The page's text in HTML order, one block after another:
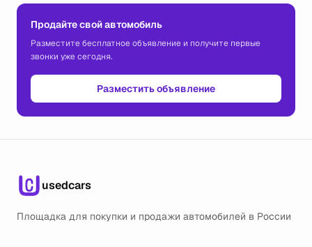
Продайте свой автомобиль
Разместите бесплатное объявление и получите первые
звонки уже сегодня.
Разместить объявление
usedcars
Площадка для покупки и продажи автомобилей в России